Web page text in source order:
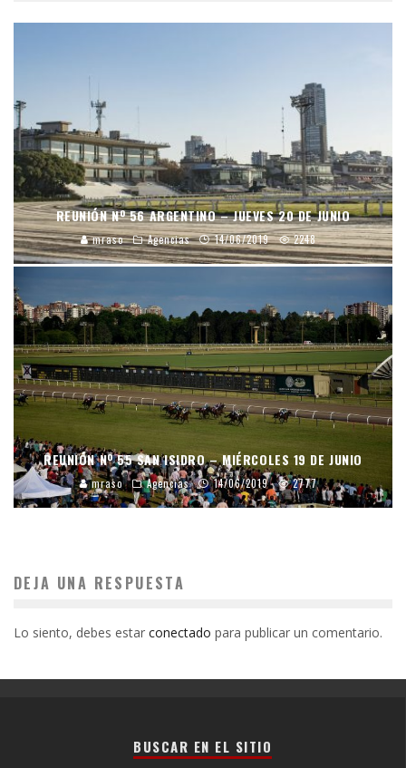
REUNIÓN Nº 56 ARGENTINO – JUEVES 20 DE JUNIO
mraso Agencias 14/06/2019 2248
REUNIÓN Nº 55 SAN ISIDRO – MIÉRCOLES 19 DE JUNIO
mraso Agencias 14/06/2019 2777
DEJA UNA RESPUESTA
Lo siento, debes estar conectado para publicar un comentario.
BUSCAR EN EL SITIO